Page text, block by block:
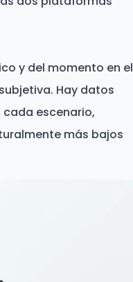
y del momento en el
Hay datos
escenario,
más bajos